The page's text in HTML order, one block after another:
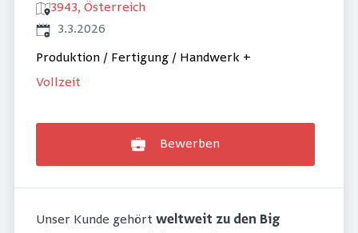
3943, Österreich
Veröffentlicht
3.3.2026
Produktion / Fertigung / Handwerk +
Vollzeit
Bewerben
Unser Kunde gehört weltweit zu den Big